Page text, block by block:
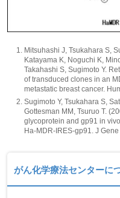
Mitsuhashi J, Tsukahara S,
Katayama K, Noguchi K,
Takahashi S, Sugimoto Y.
of transduced clones in an
metastatic breast cancer.
Sugimoto Y, Tsukahara S,
Gottesman MM, Tsuruo T.
glycoprotein and gp91 in
Ha-MDR-IRES-gp91. J
がん化学療法センターに